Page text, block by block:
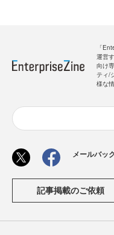
「
運営
向け
ティ/
様な
メールバッ
記事掲載のご依頼